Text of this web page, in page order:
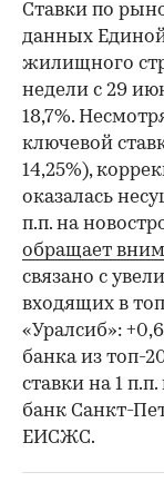
Ставки по
данных
жилищного
недели с 29
18,7%.
ключевой
14,25%),
оказалась
п.п. на
обращает
связано с
входящих в
«Уралсиб»:
банка из топ-
ставки на 1
банк Санкт-
ЕИСЖС.